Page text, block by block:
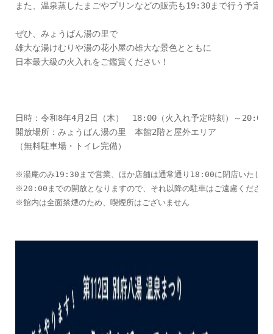
また、温泉蒸したまごやプリンなどの販売も19:30まで行う予定で
ぜひ、みょうばん湯の里で
雄大な湯けむりや湯の花小屋の雄大な景色とともに
日本最大級の火入れをご鑑賞ください！
日時：令和8年4月2日（木）　18:00（火入れ予定時刻）～20:00
開放場所：みょうばん湯の里　本館2階と屋外エリア
（無料駐車場・トイレ完備）
※湯庵のみ19:30まで営業、ほか店舗は通常通り18:00に閉店いたしま
※20:00までの開放となりますので、それ以降の駐車はご遠慮ください
※館内は全面禁煙のため、喫煙所はございません